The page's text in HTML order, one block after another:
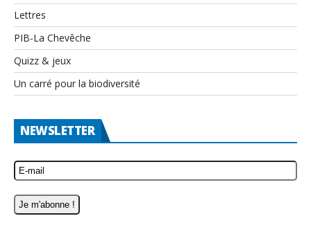
Lettres
PIB-La Chevêche
Quizz & jeux
Un carré pour la biodiversité
NEWSLETTER